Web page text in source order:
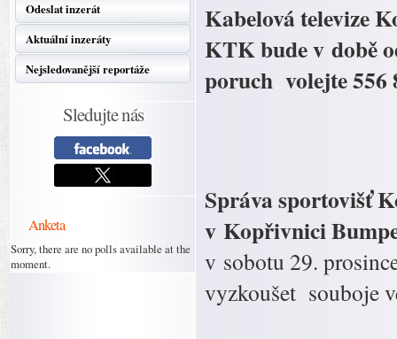
Odeslat inzerát
Aktuální inzeráty
Nejsledovanější reportáže
Sledujte nás
Anketa
Sorry, there are no polls available at the
moment.
Kabelová televize
KTKbude v době
poruch volejte 556
Správa sportovišť
v Kopřivnici
v sobotu 29.
vyzkoušet souboje